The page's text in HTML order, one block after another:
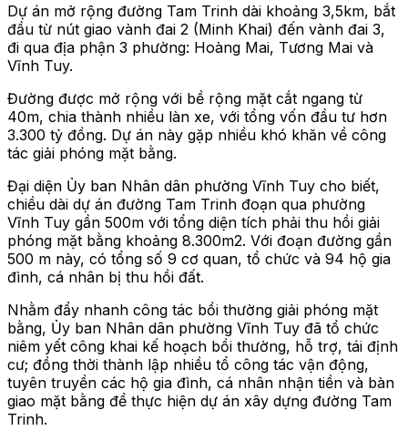
Dự án mở rộng đường Tam Trinh dài khoảng 3,5km, bắt
đầu từ nút giao vành đai 2 (Minh Khai) đến vành đai 3,
đi qua địa phận 3 phường: Hoàng Mai, Tương Mai và
Vĩnh Tuy.
Đường được mở rộng với bề rộng mặt cắt ngang từ
40m, chia thành nhiều làn xe, với tổng vốn đầu tư hơn
3.300 tỷ đồng. Dự án này gặp nhiều khó khăn về công
tác giải phóng mặt bằng.
Đại diện Ủy ban Nhân dân phường Vĩnh Tuy cho biết,
chiều dài dự án đường Tam Trinh đoạn qua phường
Vĩnh Tuy gần 500m với tổng diện tích phải thu hồi giải
phóng mặt bằng khoảng 8.300m2. Với đoạn đường gần
500 m này, có tổng số 9 cơ quan, tổ chức và 94 hộ gia
đình, cá nhân bị thu hồi đất.
Nhằm đẩy nhanh công tác bồi thường giải phóng mặt
bằng, Ủy ban Nhân dân phường Vĩnh Tuy đã tổ chức
niêm yết công khai kế hoạch bồi thường, hỗ trợ, tái định
cư; đồng thời thành lập nhiều tổ công tác vận động,
tuyên truyền các hộ gia đình, cá nhân nhận tiền và bàn
giao mặt bằng để thực hiện dự án xây dựng đường Tam
Trinh.